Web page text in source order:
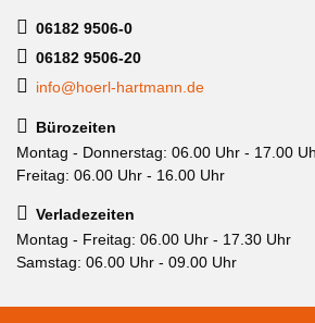
06182 9506-0
06182 9506-20
info@hoerl-hartmann.de
Bürozeiten
Montag - Donnerstag: 06.00 Uhr - 17.00
Freitag: 06.00 Uhr - 16.00 Uhr
Verladezeiten
Montag - Freitag: 06.00 Uhr - 17.30 Uhr
Samstag: 06.00 Uhr - 09.00 Uhr